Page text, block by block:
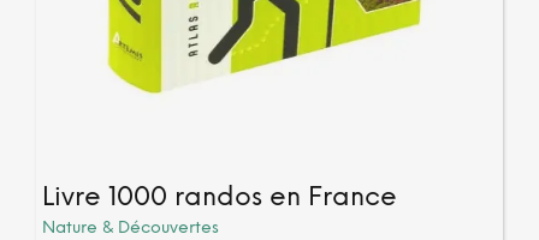
Livre 1000 randos en France
Nature & Découvertes